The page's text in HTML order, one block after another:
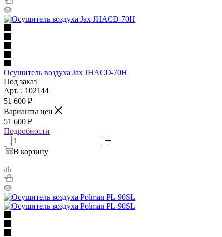
Осушитель воздуха Jax JHACD-70H
Под заказ
Арт. : 102144
51 600 ₽
Варианты цен
51 600 ₽
Подробности
В корзину